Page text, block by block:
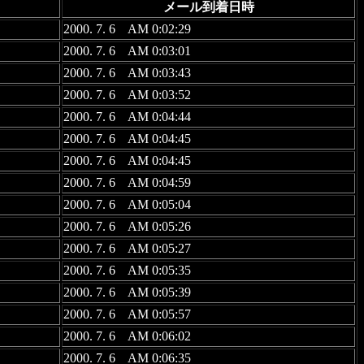
メール到着日時
2000. 7. 6 AM 0:02:29
2000. 7. 6 AM 0:03:01
2000. 7. 6 AM 0:03:43
2000. 7. 6 AM 0:03:52
2000. 7. 6 AM 0:04:44
2000. 7. 6 AM 0:04:45
2000. 7. 6 AM 0:04:45
2000. 7. 6 AM 0:04:59
2000. 7. 6 AM 0:05:04
2000. 7. 6 AM 0:05:26
2000. 7. 6 AM 0:05:27
2000. 7. 6 AM 0:05:35
2000. 7. 6 AM 0:05:39
2000. 7. 6 AM 0:05:57
2000. 7. 6 AM 0:06:02
2000. 7. 6 AM 0:06:35